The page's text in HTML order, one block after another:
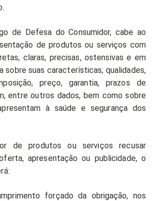
de Defesa do Consumidor, cabe ao
de produtos ou serviços com
claras, precisas, ostensivas e em
sobre suas características, qualidades,
preço, garantia, prazos de
entre outros dados, bem como sobre
à saúde e segurança dos
de produtos ou serviços recusar
apresentação ou publicidade, o
forçado da obrigação, nos